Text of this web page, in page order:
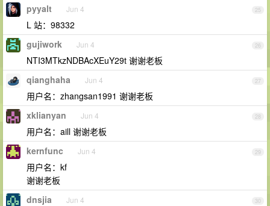
25
pyyalt Jun 4
L 站：98332
26
gujiwork Jun 4
NTI3MTkzNDBAcXEuY29t 谢谢老板
27
qianghaha Jun 4
用户名：zhangsan1991 谢谢老板
28
xklianyan Jun 4
用户名：aill 谢谢老板
29
kernfunc Jun 4
用户名：kf
谢谢老板
30
dnsjia Jun 4